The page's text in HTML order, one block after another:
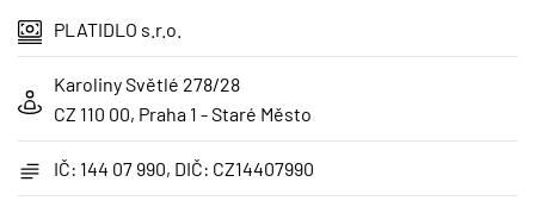
PLATIDLO s.r.o.
Karoliny Světlé 278/28
CZ 110 00, Praha 1 - Staré Město
IČ: 144 07 990, DIČ: CZ14407990